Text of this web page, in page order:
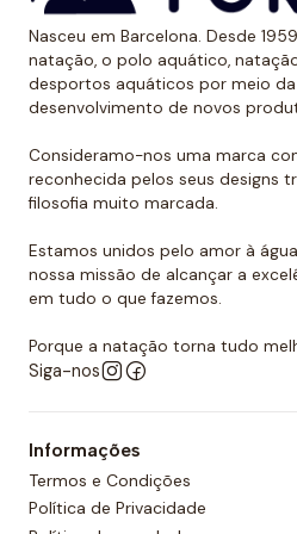
Também levamos em conta
desporto de contato e
por isso que todas as nossas
aquático são feitas com
promover a sua resistência. É
que podemos dizer que as
Turbo são as mais resistentes
Quer comprar um
aquático?
Você já encontrou a loja onde
os equipamentos necessários
todo de alta qualidade e
condições para a prática de
aquático. Temos também uma
Nasceu em Barcelona. Desde
natação, o polo aquático,
desportos aquáticos por meio
desenvolvimento de novos
Consideramo-nos uma marca
reconhecida pelos seus designs
filosofia muito marcada.
Estamos unidos pelo amor à
nossa missão de alcançar a
em tudo o que fazemos.
Porque a natação torna tudo
Siga-nos
Informações
Termos e Condições
Política de Privacidade